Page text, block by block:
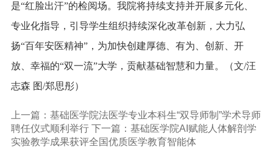
是“红脸出汗”的检阅场。我院将持续支持并开展多元化、
专业化指导，引导学生组织持续深化改革创新，大力弘
扬“百年安医精神”，为加快创建厚德、有为、创新、开
放、幸福的“双一流”大学，贡献基础智慧和力量。（文/汪
志森 图/郑思彤）
上一篇：基础医学院法医学专业本科生“双导师制”学术导师
聘任仪式顺利举行 下一篇：基础医学院AI赋能人体解剖学
实验教学成果获评全国优质医学教育智能体